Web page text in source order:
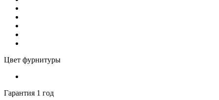
Цвет фурнитуры
Гарантия 1 год